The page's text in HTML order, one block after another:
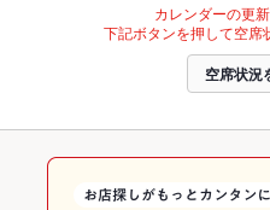
カレンダーの更
下記ボタンを押して空席
空席状況